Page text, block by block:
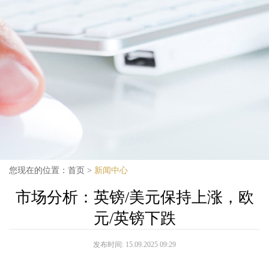
您现在的位置： 首页 > 新闻中心
市场分析：英镑/美元保持上涨，欧
元/英镑下跌
发布时间: 15.09.2025 09:29